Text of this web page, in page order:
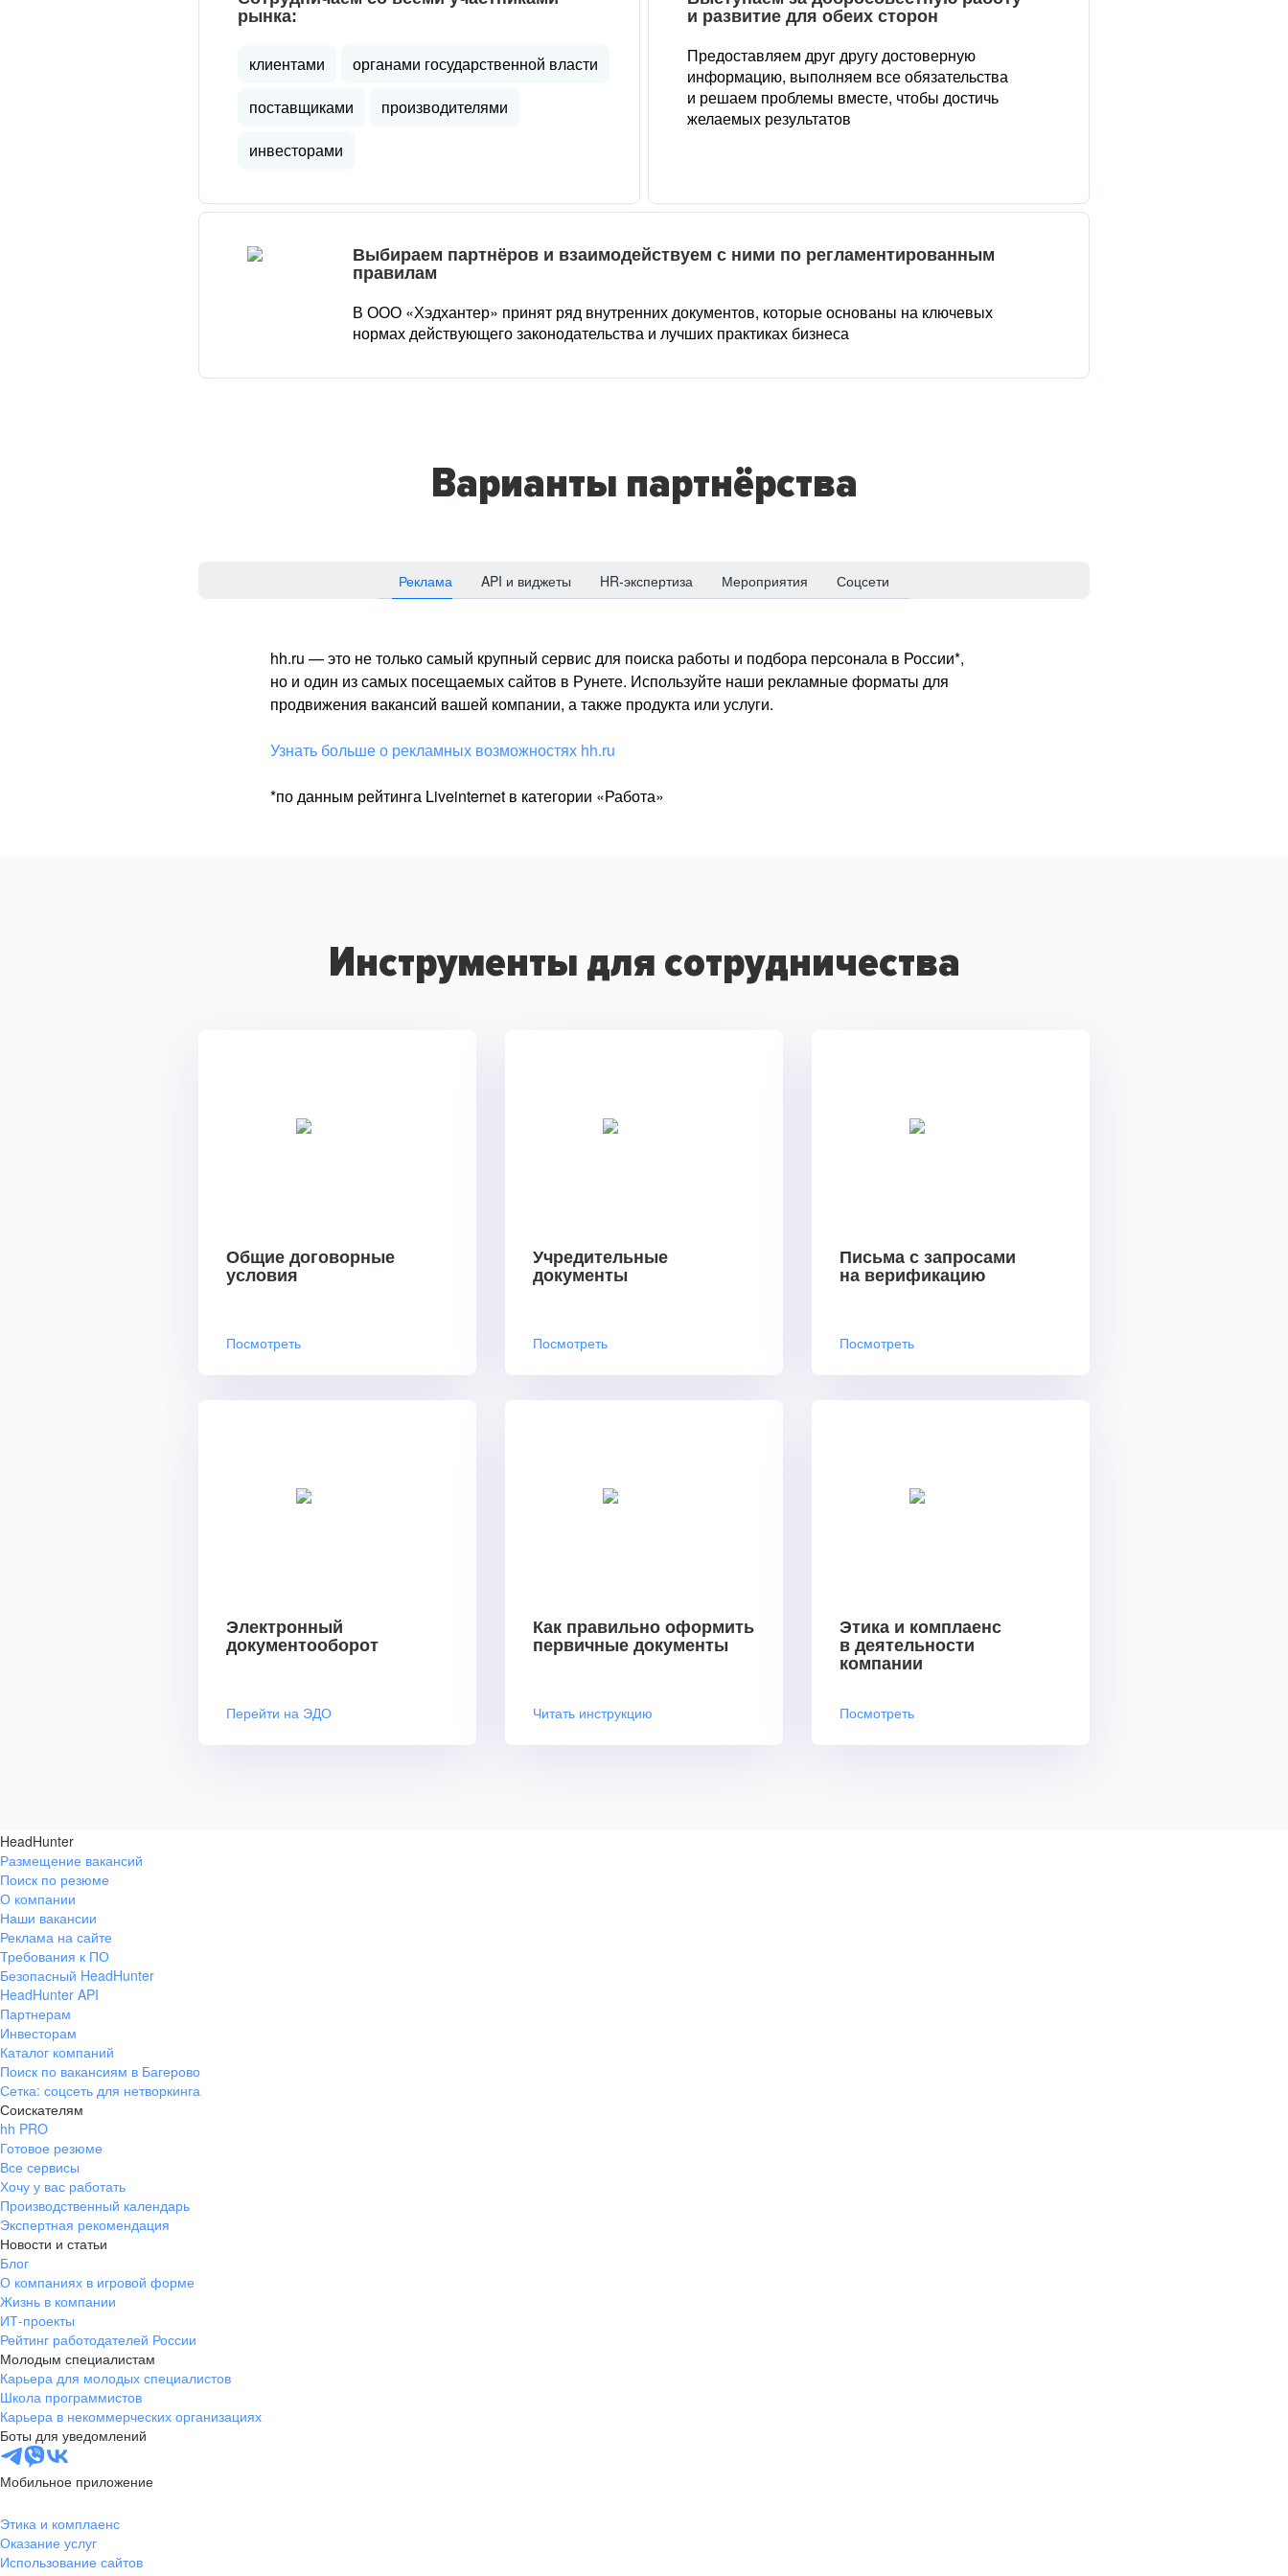
рынка:
клиентами
органами государственной власти
поставщиками
производителями
инвесторами
и развитие для обеих сторон
Предоставляем друг другу достоверную
информацию, выполняем все обязательства
и решаем проблемы вместе, чтобы достичь
желаемых результатов
Выбираем партнёров и взаимодействуем с ними по регламентированным
правилам
В ООО «Хэдхантер» принят ряд внутренних документов, которые основаны на ключевых
нормах действующего законодательства и лучших практиках бизнеса
Варианты партнёрства
Реклама API и виджеты HR-экспертиза Мероприятия Соцсети
hh.ru — это не только самый крупный сервис для поиска работы и подбора персонала в России*,
но и один из самых посещаемых сайтов в Рунете. Используйте наши рекламные форматы для
продвижения вакансий вашей компании, а также продукта или услуги.
Узнать больше о рекламных возможностях hh.ru
*по данным рейтинга Liveinternet в категории «Работа»
Инструменты для сотрудничества
Общие договорные
условия
Посмотреть
Учредительные
документы
Посмотреть
Письма с запросами
на верификацию
Посмотреть
Электронный
документооборот
Перейти на ЭДО
Как правильно оформить
первичные документы
Читать инструкцию
Этика и комплаенс
в деятельности
компании
Посмотреть
HeadHunter
Размещение вакансий
Поиск по резюме
О компании
Наши вакансии
Реклама на сайте
Требования к ПО
Безопасный HeadHunter
HeadHunter API
Партнерам
Инвесторам
Каталог компаний
Поиск по вакансиям в Багерово
Сетка: соцсеть для нетворкинга
Соискателям
hh PRO
Готовое резюме
Все сервисы
Хочу у вас работать
Производственный календарь
Экспертная рекомендация
Новости и статьи
Блог
О компаниях в игровой форме
Жизнь в компании
ИТ-проекты
Рейтинг работодателей России
Молодым специалистам
Карьера для молодых специалистов
Школа программистов
Карьера в некоммерческих организациях
Боты для уведомлений
Мобильное приложение
Этика и комплаенс
Оказание услуг
Использование сайтов